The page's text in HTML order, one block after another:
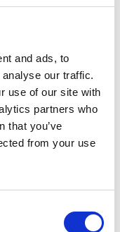
and ads, to
our traffic.
use of our site with
partners who
that you’ve
from your use